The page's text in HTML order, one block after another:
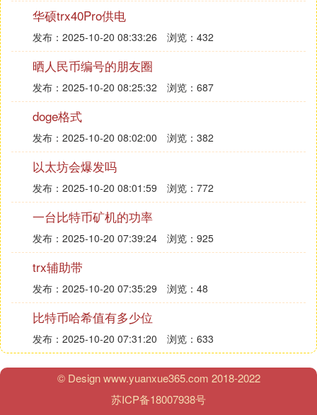
2016年4月2日至2016年6月22日期间，中山女子李女
士经邻居阿君（化名）介绍认识了一名叫徐某宾的男
子。期间，徐某宾、阿君多次向其推销虚拟“马克
币”，并以分红、升值为诱惑，她信以为真，最终分9
次共计购买了约60万元“马克币”。直到2017年2
月，“马克币”网站关闭，她才发现自己被骗。
而在诸多的传销币案例中，最为“经典”的案例当数著
名的案值过百亿的“五行币”。
早在2013年，国家工商总局就将张健的“云数贸联
盟”列入传销案例中；2014年10月，张健被捕；2016
年12月，张健出狱不久即推出五行币传销项目。据
悉，五行币项目上还有张健的头像，而张健其实只是
个真名宋密秋的初中生。2017年6月张健从印尼被缉
捕回国，一场荒诞闹剧就此收场，传奇人物张健终下
神坛。
据记者了解，在此次11个传销币项目里面，还有“真
假美猴王”的剧情，传销组织假借全球市值排名第六
的恒星币，发行自己的“恒星币”，投资者稍不留神就
掉入了陷阱。
再讲一个狗狗币的故事。
2017年，狗狗币就被央视列为350个资金传销组织中
华硕trx40Pro供电
发布：2025-10-20 08:33:26 浏览：432
晒人民币编号的朋友圈
发布：2025-10-20 08:25:32 浏览：687
doge格式
发布：2025-10-20 08:02:00 浏览：382
以太坊会爆发吗
发布：2025-10-20 08:01:59 浏览：772
一台比特币矿机的功率
发布：2025-10-20 07:39:24 浏览：925
trx辅助带
发布：2025-10-20 07:35:29 浏览：48
比特币哈希值有多少位
发布：2025-10-20 07:31:20 浏览：633
© Design www.yuanxue365.com 2018-2022
苏ICP备18007938号